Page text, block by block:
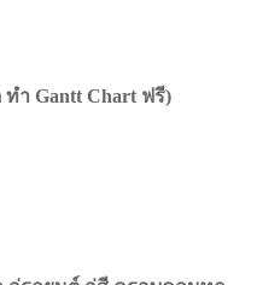
ทํา Gantt Chart ฟรี)